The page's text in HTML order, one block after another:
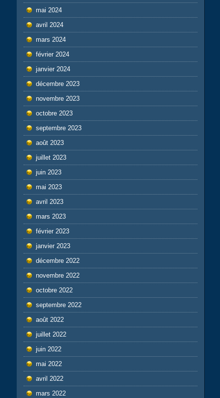
mai 2024
avril 2024
mars 2024
février 2024
janvier 2024
décembre 2023
novembre 2023
octobre 2023
septembre 2023
août 2023
juillet 2023
juin 2023
mai 2023
avril 2023
mars 2023
février 2023
janvier 2023
décembre 2022
novembre 2022
octobre 2022
septembre 2022
août 2022
juillet 2022
juin 2022
mai 2022
avril 2022
mars 2022